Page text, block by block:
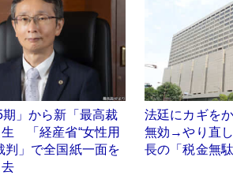
期」から新「最高裁
「経産省“女性用
判」で全国紙一面を
法廷にカギを
無効→やり直
長の「税金無駄